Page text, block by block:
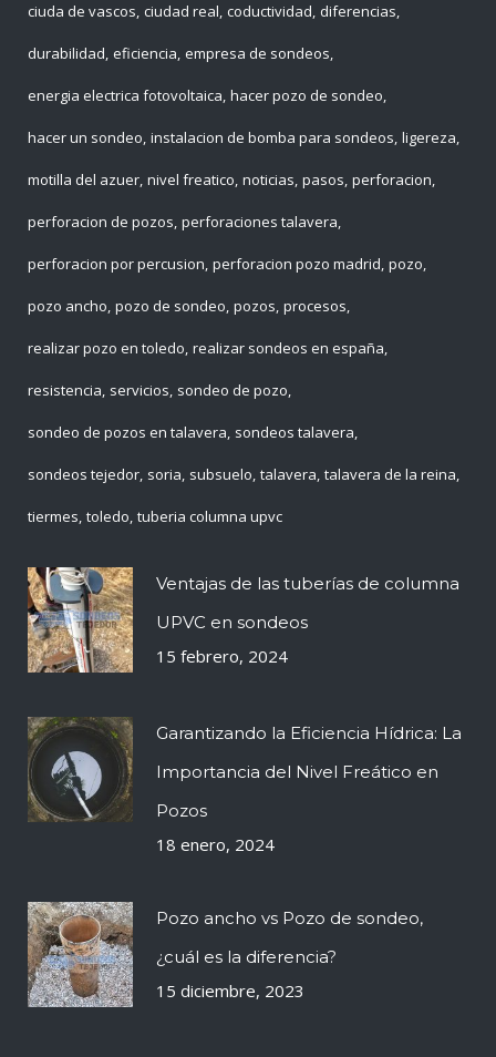
ciuda de vascos ciudad real coductividad diferencias
durabilidad eficiencia empresa de sondeos
energia electrica fotovoltaica hacer pozo de sondeo
hacer un sondeo instalacion de bomba para sondeos ligereza
motilla del azuer nivel freatico noticias pasos perforacion
perforacion de pozos perforaciones talavera
perforacion por percusion perforacion pozo madrid pozo
pozo ancho pozo de sondeo pozos procesos
realizar pozo en toledo realizar sondeos en españa
resistencia servicios sondeo de pozo
sondeo de pozos en talavera sondeos talavera
sondeos tejedor soria subsuelo talavera talavera de la reina
tiermes toledo tuberia columna upvc
Ventajas de las tuberías de columna
UPVC en sondeos
15 febrero, 2024
Garantizando la Eficiencia Hídrica: La
Importancia del Nivel Freático en
Pozos
18 enero, 2024
Pozo ancho vs Pozo de sondeo,
¿cuál es la diferencia?
15 diciembre, 2023